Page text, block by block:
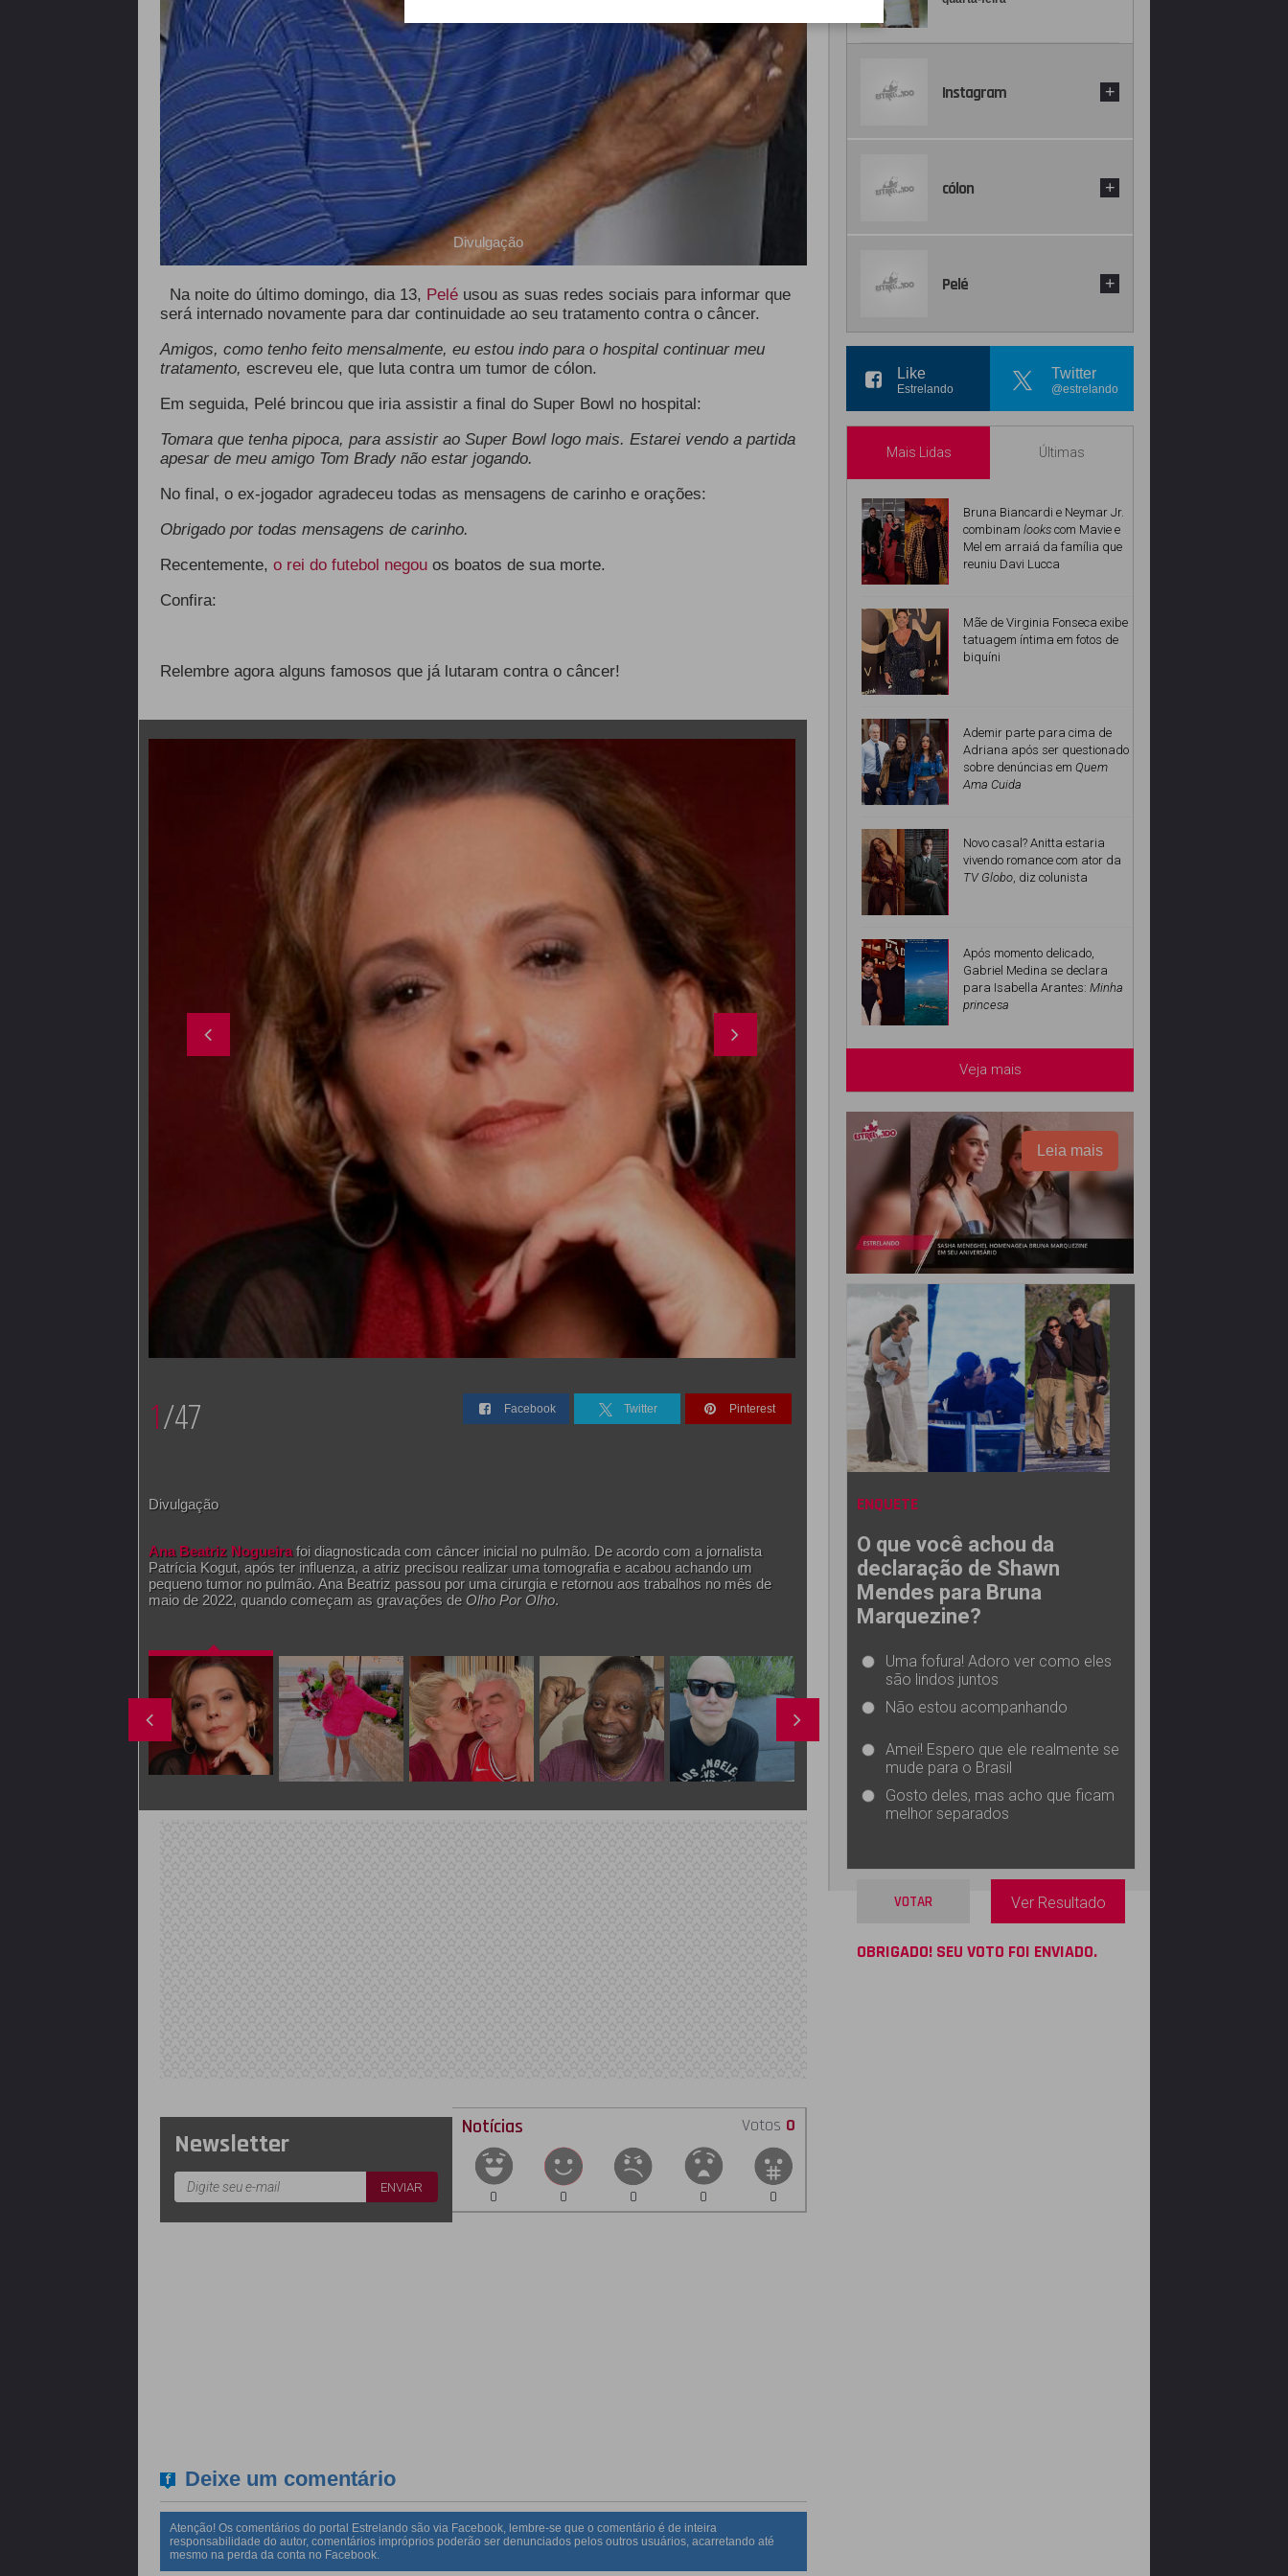
Divulgação
Na noite do último domingo, dia 13, Peléusou as suas redes sociais para informar que
será internado novamente para dar continuidade ao seu tratamento contra o câncer.
Amigos, como tenho feito mensalmente, eu estou indo para o hospital continuar meu
tratamento, escreveu ele, que luta contra um tumor de cólon.
Em seguida, Pelé brincou que iria assistir a final do Super Bowl no hospital:
Tomara que tenha pipoca, para assistir ao Super Bowl logo mais. Estarei vendo a partida
apesar de meu amigo Tom Brady não estar jogando.
No final, o ex-jogador agradeceu todas as mensagens de carinho e orações:
Obrigado por todas mensagens de carinho.
Recentemente, o rei do futebol negou os boatos de sua morte.
Confira:
Relembre agora alguns famosos que já lutaram contra o câncer!
1/47 Facebook Twitter Pinterest
Divulgação
Ana Beatriz Nogueirafoi diagnosticada com câncer inicial no pulmão. De acordo com a jornalista
Patrícia Kogut, após ter influenza, a atriz precisou realizar uma tomografia e acabou achando um
pequeno tumor no pulmão. Ana Beatriz passou por uma cirurgia e retornou aos trabalhos no mês de
maio de 2022, quando começam as gravações de Olho Por Olho.
Newsletter
Notícias Votos 0
0 0 0 0 0
Deixe um comentário
Atenção! Os comentários do portal Estrelando são via Facebook, lembre-se que o comentário é de inteira
responsabilidade do autor, comentários impróprios poderão ser denunciados pelos outros usuários, acarretando até
mesmo na perda da conta no Facebook.
Instagram +
cólon +
Pelé +
Like
Estrelando
Twitter
@estrelando
Mais Lidas Últimas
Bruna Biancardi e Neymar Jr.
combinam looks com Mavie e
Mel em arraiá da família que
reuniu Davi Lucca
Mãe de Virginia Fonseca exibe
tatuagem íntima em fotos de
biquíni
Ademir parte para cima de
Adriana após ser questionado
sobre denúncias em Quem
Ama Cuida
Novo casal? Anitta estaria
vivendo romance com ator da
TV Globo, diz colunista
Após momento delicado,
Gabriel Medina se declara
para Isabella Arantes: Minha
princesa
Veja mais
Leia mais
ENQUETE
O que você achou da
declaração de Shawn
Mendes para Bruna
Marquezine?
Uma fofura! Adoro ver como eles
são lindos juntos
Não estou acompanhando
Amei! Espero que ele realmente se
mude para o Brasil
Gosto deles, mas acho que ficam
melhor separados
VOTAR Ver Resultado
OBRIGADO! SEU VOTO FOI ENVIADO.